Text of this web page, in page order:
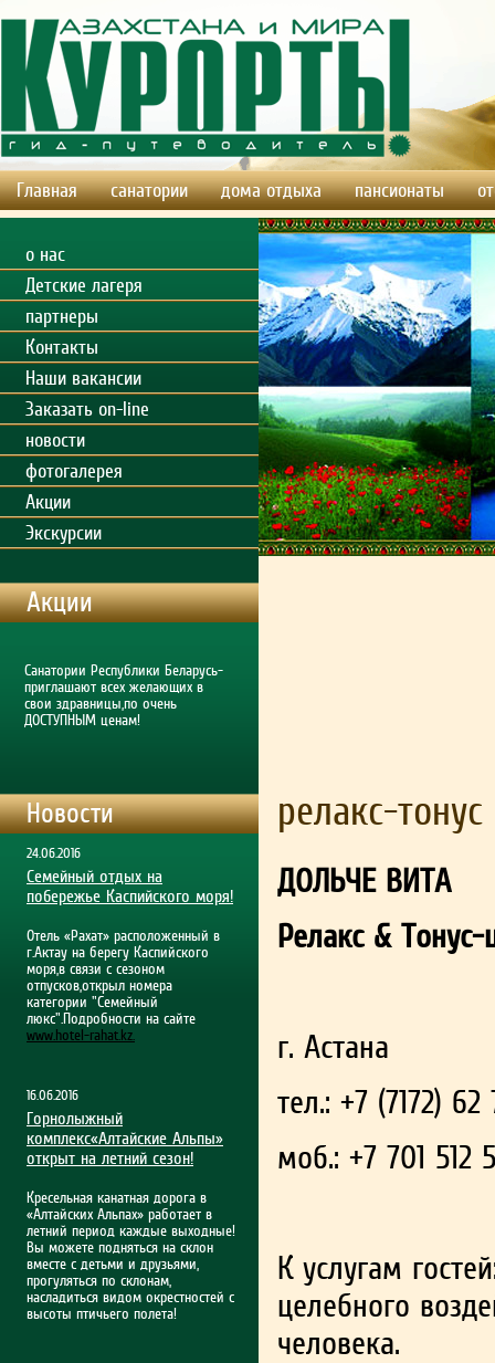
Главная санатории дома отдыха пансионаты
о нас
Детские лагеря
партнеры
Контакты
Наши вакансии
Заказать on-line
новости
фотогалерея
Акции
Экскурсии
Акции
Cанатории Республики Беларусь-
приглашают всех желающих в
свои здравницы,по очень
ДОСТУПНЫМ ценам!
Новости
24.06.2016
Семейный отдых на
побережье Каспийского моря!
Отель «Рахат» расположенный в
г.Актау на берегу Каспийского
моря,в связи с сезоном
отпусков,открыл номера
категории "Семейный
люкс".Подробности на сайте
www.hotel-rahat.kz.
16.06.2016
Горнолыжный
комплекс«Алтайские Альпы»
открыт на летний сезон!
Кресельная канатная дорога в
«Алтайских Альпах» работает в
летний период каждые выходные!
Вы можете подняться на склон
вместе с детьми и друзьями,
прогуляться по склонам,
насладиться видом окрестностей с
высоты птичьего полета!
релакс-
ДОЛЬЧЕ ВИТА
Релакс & Тонус-
г. Астана
тел.: +7 (7172)
моб.: +7 701 512
К услугам
целебного
человека.